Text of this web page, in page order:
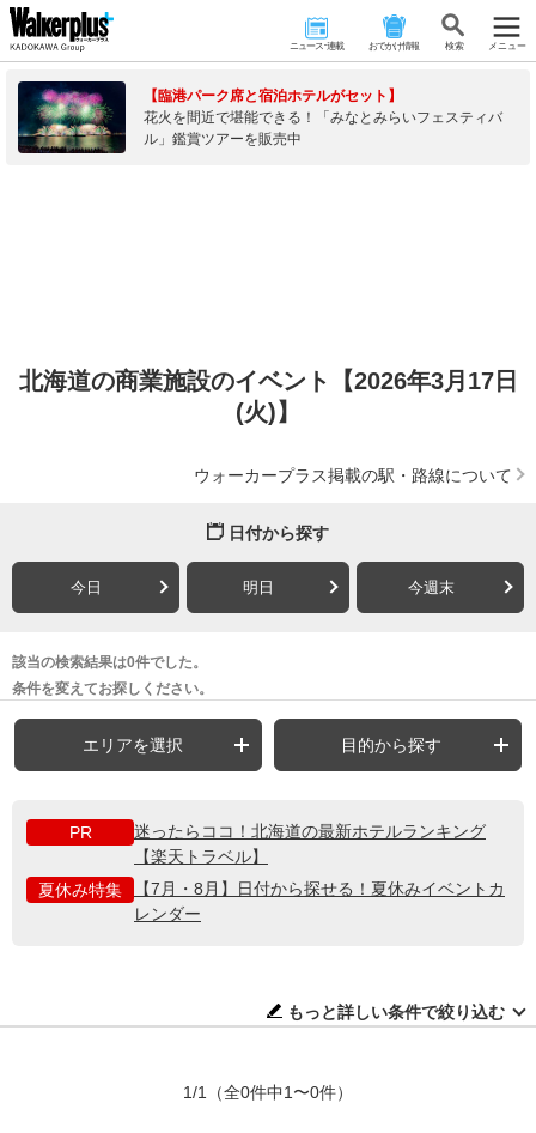
ニュース･連載 おでかけ情報 検 索 メニュー
【臨港パーク席と宿泊ホテルがセット】
花火を間近で堪能できる！「みなとみらいフェスティバ
ル」鑑賞ツアーを販売中
北海道の商業施設のイベント【2026年3月17日
(火)】
ウォーカープラス掲載の駅・路線について
日付から探す
今日 明日 今週末
該当の検索結果は0件でした。
条件を変えてお探しください。
エリアを選択 目的から探す
PR
迷ったらココ！北海道の最新ホテルランキング
【楽天トラベル】
夏休み特集
【7月・8月】日付から探せる！夏休みイベントカ
レンダー
もっと詳しい条件で絞り込む
1/1 （全0件中1〜0件）